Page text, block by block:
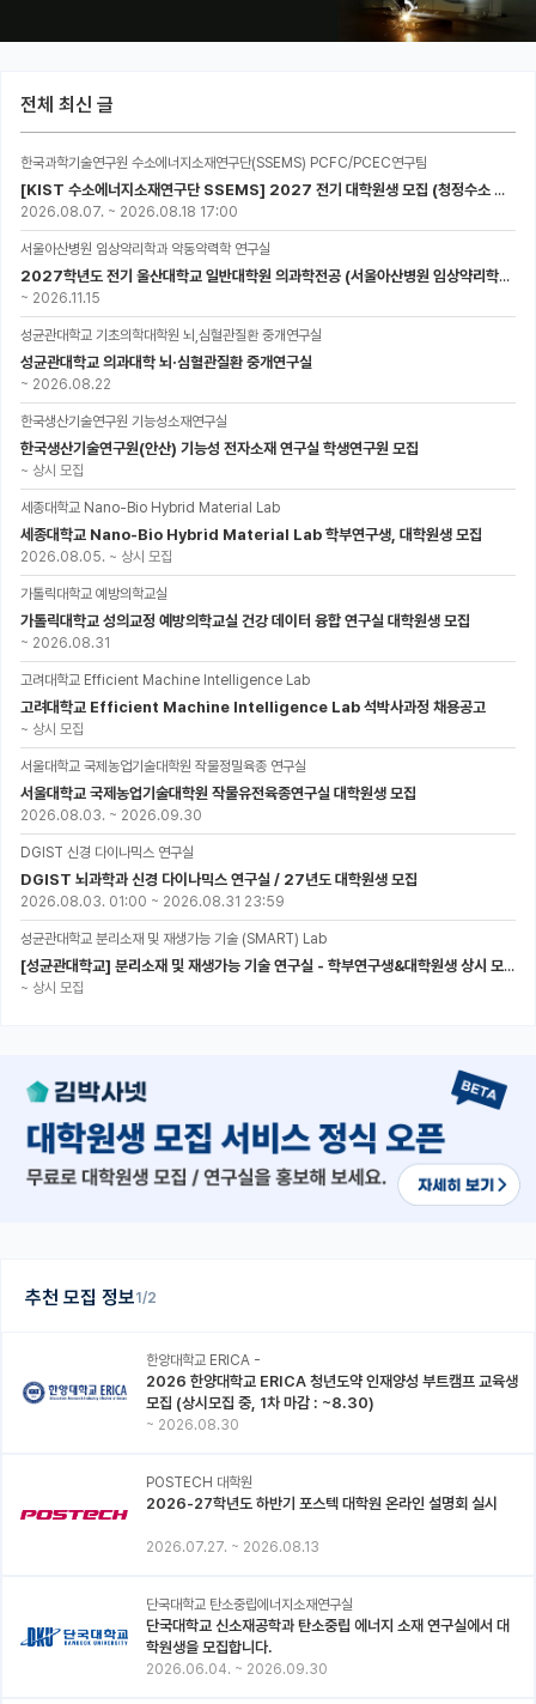
추천 모집 정보1/2
한양대학교 ERICA -
2026 한양대학교 ERICA 청년도약 인재양성 부트캠프 교육생
모집 (상시모집 중, 1차 마감 : ~8.30)
~ 2026.08.30
POSTECH 대학원
2026-27학년도 하반기 포스텍 대학원 온라인 설명회 실시
2026.07.27. ~ 2026.08.13
단국대학교 탄소중립에너지소재연구실
단국대학교 신소재공학과 탄소중립 에너지 소재 연구실에서 대
학원생을 모집합니다.
2026.06.04. ~ 2026.09.30
전체 최신 글
한국과학기술연구원 수소에너지소재연구단(SSEMS) PCFC/PCEC연구팀
[KIST 수소에너지소재연구단 SSEMS] 2027 전기 대학원생 모집 (청정수소 생산/활용을 위한 프로톤 세라믹 전지)
2026.08.07. ~ 2026.08.18 17:00
서울아산병원 임상약리학과 약동약력학 연구실
2027학년도 전기 울산대학교 일반대학원 의과학전공 (서울아산병원 임상약리학과 약동약력학 연구실) 대학원생 모집공고
~ 2026.11.15
성균관대학교 기초의학대학원 뇌,심혈관질환 중개연구실
성균관대학교 의과대학 뇌·심혈관질환 중개연구실
~ 2026.08.22
한국생산기술연구원 기능성소재연구실
한국생산기술연구원(안산) 기능성 전자소재 연구실 학생연구원 모집
~ 상시 모집
세종대학교 Nano-Bio Hybrid Material Lab
세종대학교 Nano-Bio Hybrid Material Lab 학부연구생, 대학원생 모집
2026.08.05. ~ 상시 모집
가톨릭대학교 예방의학교실
가톨릭대학교 성의교정 예방의학교실 건강 데이터 융합 연구실 대학원생 모집
~ 2026.08.31
고려대학교 Efficient Machine Intelligence Lab
고려대학교 Efficient Machine Intelligence Lab 석박사과정 채용공고
~ 상시 모집
서울대학교 국제농업기술대학원 작물정밀육종 연구실
서울대학교 국제농업기술대학원 작물유전육종연구실 대학원생 모집
2026.08.03. ~ 2026.09.30
DGIST 신경 다이나믹스 연구실
DGIST 뇌과학과 신경 다이나믹스 연구실 / 27년도 대학원생 모집
2026.08.03. 01:00 ~ 2026.08.31 23:59
성균관대학교 분리소재 및 재생가능 기술 (SMART) Lab
[성균관대학교] 분리소재 및 재생가능 기술 연구실 - 학부연구생&대학원생 상시 모집 (미래에너지공학과)
~ 상시 모집